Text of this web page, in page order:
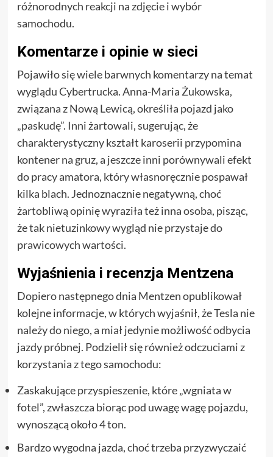
różnorodnych reakcji na zdjęcie i wybór
samochodu.
Komentarze i opinie w sieci
Pojawiło się wiele barwnych komentarzy na temat
wyglądu Cybertrucka. Anna-Maria Żukowska,
związana z Nową Lewicą, określiła pojazd jako
„paskudę”. Inni żartowali, sugerując, że
charakterystyczny kształt karoserii przypomina
kontener na gruz, a jeszcze inni porównywali efekt
do pracy amatora, który własnoręcznie pospawał
kilka blach. Jednoznacznie negatywną, choć
żartobliwą opinię wyraziła też inna osoba, pisząc,
że tak nietuzinkowy wygląd nie przystaje do
prawicowych wartości.
Wyjaśnienia i recenzja Mentzena
Dopiero następnego dnia Mentzen opublikował
kolejne informacje, w których wyjaśnił, że Tesla nie
należy do niego, a miał jedynie możliwość odbycia
jazdy próbnej. Podzielił się również odczuciami z
korzystania z tego samochodu:
Zaskakujące przyspieszenie, które „wgniata w
fotel”, zwłaszcza biorąc pod uwagę wagę pojazdu,
wynoszącą około 4 ton.
Bardzo wygodna jazda, choć trzeba przyzwyczaić